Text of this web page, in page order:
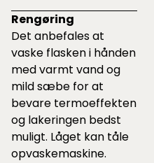
Rengøring
Det anbefales at
vaske flasken i hånden
med varmt vand og
mild sæbe for at
bevare termoeffekten
og lakeringen bedst
muligt. Låget kan tåle
opvaskemaskine.